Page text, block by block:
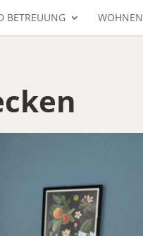
BETREUUNG WOHNEN